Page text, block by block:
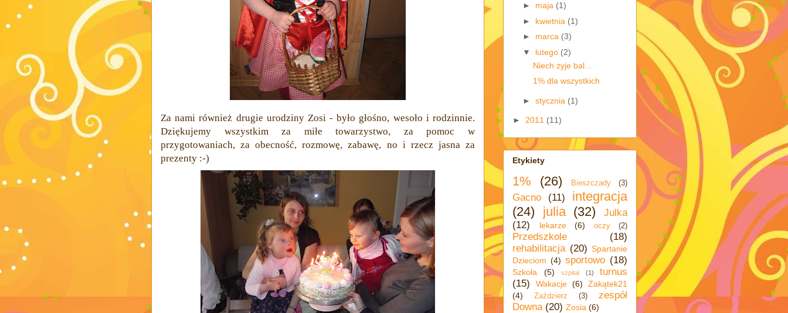
Za nami również drugie urodziny Zosi - było głośno, wesoło i rodzinnie.
Dziękujemy wszystkim za miłe towarzystwo, za pomoc w
przygotowaniach, za obecność, rozmowę, zabawę, no i rzecz jasna za
prezenty :-)
► maja (1)
► kwietnia (1)
► marca (3)
▼ lutego (2)
Niech żyje bal...
1% dla wszystkich
► stycznia (1)
► 2011 (11)
Etykiety
1% (26) Bieszczady (3)
Gacno (11)
integracja
(24)
julia (32)
Julka
(12)
lekarze (6) oczy (2)
Przedszkole
(18)
rehabilitacja (20) Spartanie
Dzieciom (4) sportowo (18)
Szkoła (5) szpital (1)
turnus
(15)
Wakacje (6)
Zakątek21
(4)
Zaździerz (3)
zespół
Downa (20) Zosia (6)